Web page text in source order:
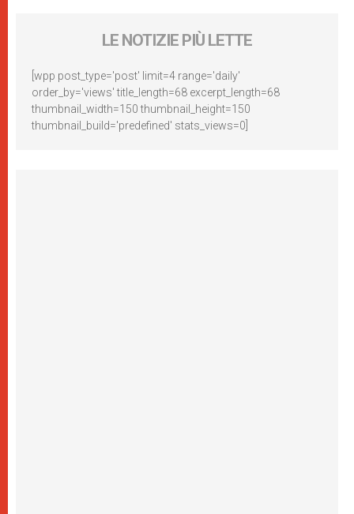
LE NOTIZIE PIÙ LETTE
[wpp post_type='post' limit=4 range='daily'
order_by='views' title_length=68 excerpt_length=68
thumbnail_width=150 thumbnail_height=150
thumbnail_build='predefined' stats_views=0]